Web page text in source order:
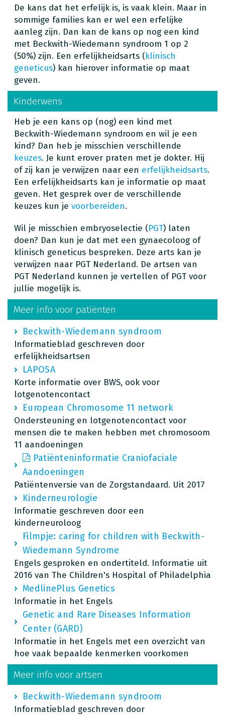
De kans dat het erfelijk is, is vaak klein. Maar in
sommige families kan er wel een erfelijke
aanleg zijn. Dan kan de kans op nog een kind
met Beckwith-Wiedemann syndroom 1 op 2
(50%) zijn. Een erfelijkheidsarts (klinisch
geneticus) kan hierover informatie op maat
geven.
Kinderwens
Heb je een kans op (nog) een kind met
Beckwith-Wiedemann syndroom en wil je een
kind? Dan heb je misschien verschillende
keuzes. Je kunt erover praten met je dokter. Hij
of zij kan je verwijzen naar een erfelijkheidsarts.
Een erfelijkheidsarts kan je informatie op maat
geven. Het gesprek over de verschillende
keuzes kun je voorbereiden.
Wil je misschien embryoselectie (PGT) laten
doen? Dan kun je dat met een gynaecoloog of
klinisch geneticus bespreken. Deze arts kan je
verwijzen naar PGT Nederland. De artsen van
PGT Nederland kunnen je vertellen of PGT voor
jullie mogelijk is.
Meer info voor patiënten
Beckwith-Wiedemann syndroom
Informatieblad geschreven door
erfelijkheidsartsen
LAPOSA
Korte informatie over BWS, ook voor
lotgenotencontact
European Chromosome 11 network
Ondersteuning en lotgenotencontact voor
mensen die te maken hebben met chromosoom
11 aandoeningen
Patiënteninformatie Craniofaciale
Aandoeningen
Patiëntenversie van de Zorgstandaard. Uit 2017
Kinderneurologie
Informatie geschreven door een
kinderneuroloog
Filmpje: caring for children with Beckwith-
Wiedemann Syndrome
Engels gesproken en ondertiteld. Informatie uit
2016 van The Children's Hospital of Philadelphia
MedlinePlus Genetics
Informatie in het Engels
Genetic and Rare Diseases Information
Center (GARD)
Informatie in het Engels met een overzicht van
hoe vaak bepaalde kenmerken voorkomen
Meer info voor artsen
Beckwith-Wiedemann syndroom
Informatieblad geschreven door